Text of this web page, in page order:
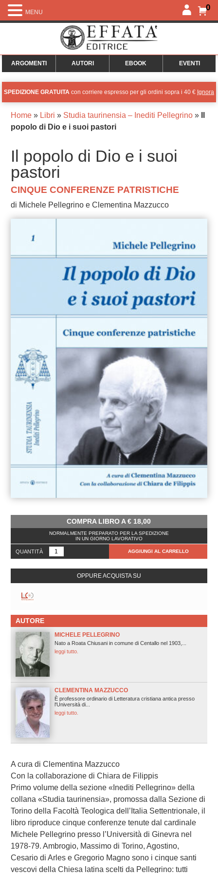
0
ARGOMENTI AUTORI EBOOK EVENTI
SPEDIZIONE GRATUITA con corriere espresso per gli ordini sopra i 40 € Ignora
Home» Libri » Studia taurinensia – Inediti Pellegrino»
popolo di Dio e i suoi pastori
Il popolo di Dio e i suoi
pastori
CINQUE CONFERENZE PATRISTICHE
di Michele Pellegrino e Clementina Mazzucco
COMPRA LIBRO A€ 18,00
NORMALMENTE PREPARATO PER LA SPEDIZIONE
IN UN GIORNO LAVORATIVO
QUANTITÀ AGGIUNGI AL CARRELLO
OPPURE ACQUISTA SU
AUTORE
MICHELE PELLEGRINO
Nato a Roata Chiusani in comune di Centallo nel 1903,...
leggi tutto.
CLEMENTINA MAZZUCCO
È professore ordinario di Letteratura cristiana antica presso
l'Università di...
leggi tutto.
A cura di Clementina Mazzucco
Con la collaborazione di Chiara de Filippis
Primo volume della sezione «Inediti Pellegrino» della
collana «Studia taurinensia», promossa dalla Sezione di
Torino della Facoltà Teologica dell’Italia Settentrionale, il
libro riproduce cinque conferenze tenute dal cardinale
Michele Pellegrino presso l’Università di Ginevra nel
1978-79. Ambrogio, Massimo di Torino, Agostino,
Cesario di Arles e Gregorio Magno sono i cinque santi
vescovi della Chiesa latina scelti da Pellegrino: tutti
MENU